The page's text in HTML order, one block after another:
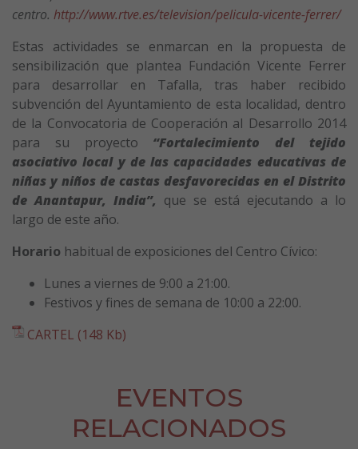
centro. http://www.rtve.es/television/pelicula-vicente-ferrer/
Estas actividades se enmarcan en la propuesta de
sensibilización que plantea Fundación Vicente Ferrer
para desarrollar en Tafalla, tras haber recibido
subvención del Ayuntamiento de esta localidad, dentro
de la Convocatoria de Cooperación al Desarrollo 2014
para su proyecto “Fortalecimiento del tejido
asociativo local y de las capacidades educativas de
niñas y niños de castas desfavorecidas en el Distrito
de Anantapur, India”, que se está ejecutando a lo
largo de este año.
Horario habitual de exposiciones del Centro Cívico:
Lunes a viernes de 9:00 a 21:00.
Festivos y fines de semana de 10:00 a 22:00.
CARTEL (148 Kb)
EVENTOS
RELACIONADOS